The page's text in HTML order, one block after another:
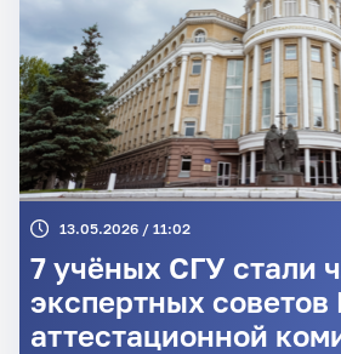
13.05.2026 / 11:02
7 учёных СГУ стали
экспертных
аттестационной